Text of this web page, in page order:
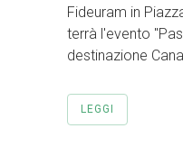
Fideuram in
terrà l'evento
destinazione
LEGGI